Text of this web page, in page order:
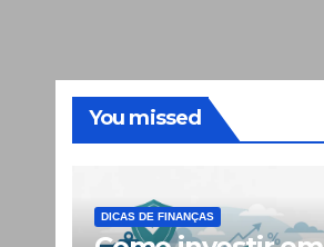
You missed
DICAS DE FINANÇAS